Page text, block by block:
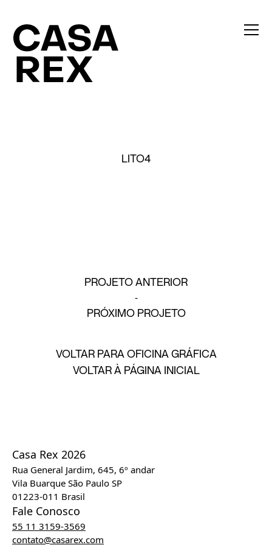
LITO4
PROJETO ANTERIOR
PRÓXIMO PROJETO
VOLTAR PARA OFICINA GRÁFICA
VOLTAR À PÁGINA INICIAL
Casa Rex 2026
Rua General Jardim, 645, 6º andar
Vila Buarque São Paulo SP
01223-011 Brasil
Fale Conosco
55 11 3159-3569
contato@casarex.com